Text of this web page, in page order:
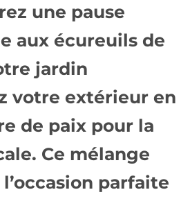
une pause
aux écureuils de
jardin
votre extérieur en
de paix pour la
Ce mélange
parfaite